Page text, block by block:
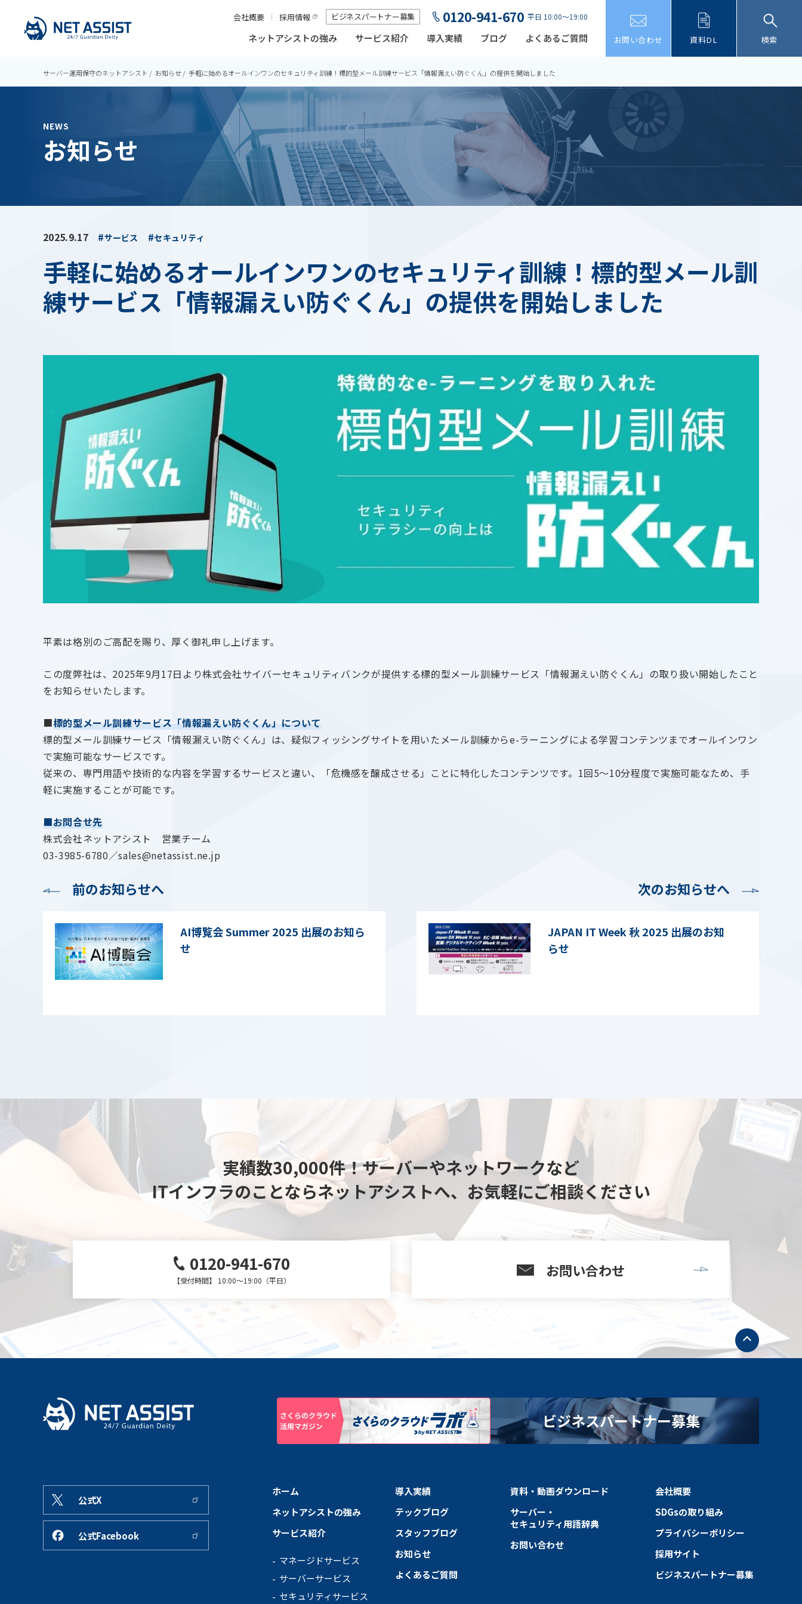
ネットアシストの強み サービス紹介 導入実績 ブログ よくあるご質問
会社概要 採用情報 ビジネスパートナー募集 0120-941-670 平日 10:00～19:00
お問い合わせ 資料DL 検索
サーバー運用保守のネットアシスト お知らせ ⼿軽に始めるオールインワンのセキュリティ訓練！標的型メール訓練サービス「情報漏えい防ぐくん」の提供を開始しました
NEWS
お知らせ
2025.9.17 サービス セキュリティ
⼿軽に始めるオールインワンのセキュリティ訓練！標的型メール訓
練サービス「情報漏えい防ぐくん」の提供を開始しました
平素は格別のご高配を賜り、厚く御礼申し上げます。
この度弊社は、2025年9月17日より株式会社サイバーセキュリティバンクが提供する標的型メール訓練サービス「情報漏えい防ぐくん」の取り扱い開始したこと
をお知らせいたします。
■標的型メール訓練サービス「情報漏えい防ぐくん」について
標的型メール訓練サービス「情報漏えい防ぐくん」は、疑似フィッシングサイトを用いたメール訓練からe-ラーニングによる学習コンテンツまでオールインワン
で実施可能なサービスです。
従来の、専門用語や技術的な内容を学習するサービスと違い、「危機感を醸成させる」ことに特化したコンテンツです。1回5～10分程度で実施可能なため、手
軽に実施することが可能です。
■お問合せ先
株式会社ネットアシスト 営業チーム
03-3985-6780／sales@netassist.ne.jp
前のお知らせへ 次のお知らせへ
AI博覧会 Summer 2025 出展のお知ら
せ
JAPAN IT Week 秋 2025 出展のお知
らせ
実績数30,000件！サーバーやネットワークなど
ITインフラのことならネットアシストへ、 お気軽にご相談ください
0120-941-670
【受付時間】 10:00～19:00（平日）
お問い合わせ
ト
ッ
プ
へ
ホーム
ネットアシストの強み
サービス紹介
マネージドサービス
サーバーサービス
セキュリティサービス
導入実績
テックブログ
スタッフブログ
お知らせ
よくあるご質問
資料・動画ダウンロード
サーバー・
セキュリティ用語辞典
お問い合わせ
会社概要
SDGsの取り組み
プライバシーポリシー
採用サイト
ビジネスパートナー募集
ビジネスパートナー募集
公式X
公式Facebook